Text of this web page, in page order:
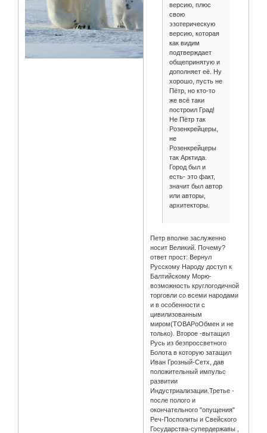
версию, плюс
свою
эзотерическую
версию, которая
как видим
подтверждает
общепринятую и
дополняет её. Ну
хорошо, пусть не
Пётр, но кто-то
же всё таки
построил Град!
Не Пётр так
Розенкрейцеры,
не
Розенкрейцеры
так Арктида.
Город был и
есть- это факт,
значит был автор
или авторы,
архитекторы.
Петр вполне заслуженно
носит Великий. Почему?
ответ прост: Вернул
Русскому Народу доступ к
Балтийскому Морю-
возможность круглогодичной
торговли со всеми народами
и в особенности с
цивилизованным
миром(ТОВАРоОбмен и не
только). Второе -вытащил
Русь из безпроссветного
Болота в которую затащил
Иван Грозный-Сетх, дав
положительный импульс
развитии
Индустриализации.Третье -
после полого и
окончательного "опущения"
Реч-Посполиты и Свейского
Государства-супердержавы ,